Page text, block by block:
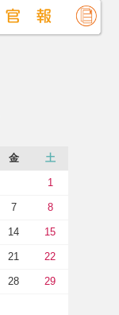
金 土
1
7 8
14 15
21 22
28 29